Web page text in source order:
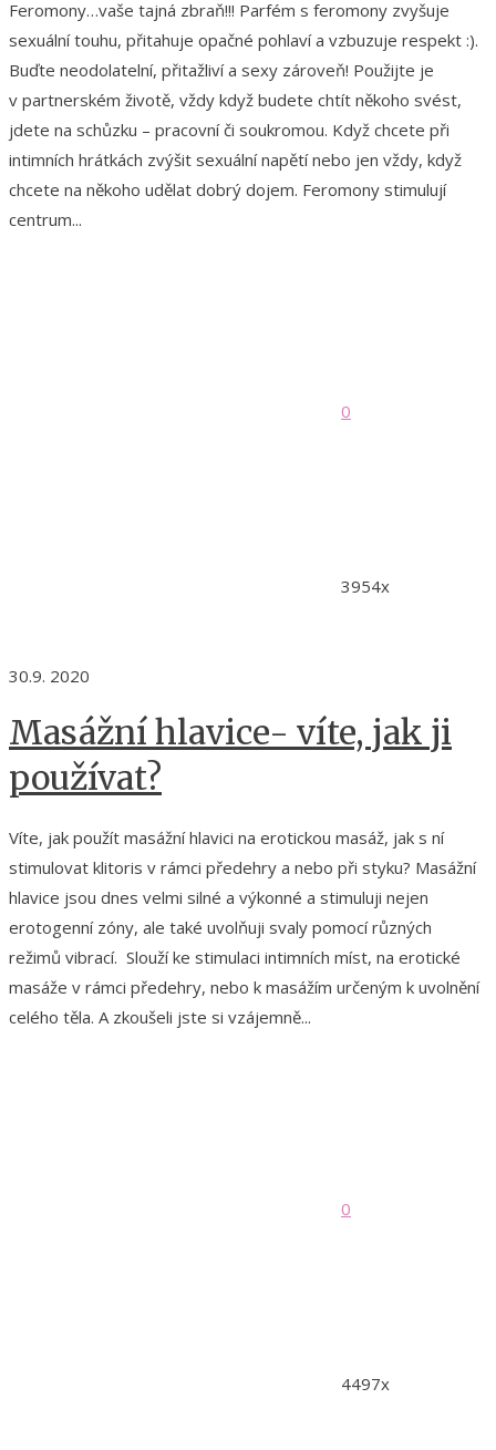
Feromony…vaše tajná zbraň!!! Parfém s feromony zvyšuje
sexuální touhu, přitahuje opačné pohlaví a vzbuzuje respekt :).
Buďte neodolatelní, přitažliví a sexy zároveň! Použijte je
v partnerském životě, vždy když budete chtít někoho svést,
jdete na schůzku – pracovní či soukromou. Když chcete při
intimních hrátkách zvýšit sexuální napětí nebo jen vždy, když
chcete na někoho udělat dobrý dojem. Feromony stimulují
centrum...
0
3954x
30.9. 2020
Masážní hlavice- víte, jak ji
používat?
Víte, jak použít masážní hlavici na erotickou masáž, jak s ní
stimulovat klitoris v rámci předehry a nebo při styku? Masážní
hlavice jsou dnes velmi silné a výkonné a stimuluji nejen
erotogenní zóny, ale také uvolňuji svaly pomocí různých
režimů vibrací. Slouží ke stimulaci intimních míst, na erotické
masáže v rámci předehry, nebo k masážím určeným k uvolnění
celého těla. A zkoušeli jste si vzájemně...
0
4497x